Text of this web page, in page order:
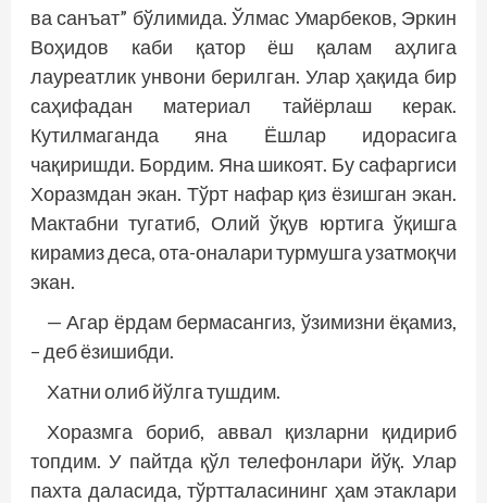
ва санъат” бўлимида. Ўлмас Умарбеков, Эркин
Воҳидов каби қатор ёш қалам аҳлига
лауреатлик унвони берилган. Улар ҳақида бир
саҳифадан материал тайёрлаш керак.
Кутилмаганда яна Ёшлар идорасига
чақиришди. Бордим. Яна шикоят. Бу сафаргиси
Хоразмдан экан. Тўрт нафар қиз ёзишган экан.
Мактабни тугатиб, Олий ўқув юртига ўқишга
кирамиз деса, ота-оналари турмушга узатмоқчи
экан.
— Агар ёрдам бермасангиз, ўзимизни ёқамиз,
– деб ёзишибди.
Хатни олиб йўлга тушдим.
Хоразмга бориб, аввал қизларни қидириб
топдим. У пайтда қўл телефонлари йўқ. Улар
пахта даласида, тўртталасининг ҳам этак­лари